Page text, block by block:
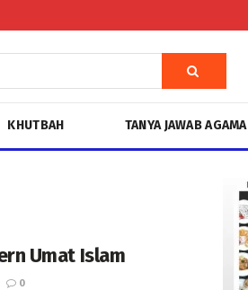
KHUTBAH TANYA JAWAB AGAMA
Umat Islam
0